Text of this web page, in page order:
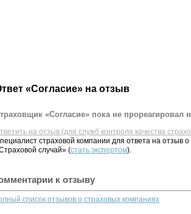
«Согласие» на отзыв
«Согласие» пока не прореагировал
на отзыв (для служб контроля качества
страховой компании для ответа на отзыв
случай» (стать экспертом).
к отзыву
список отзывов о страховых компаниях